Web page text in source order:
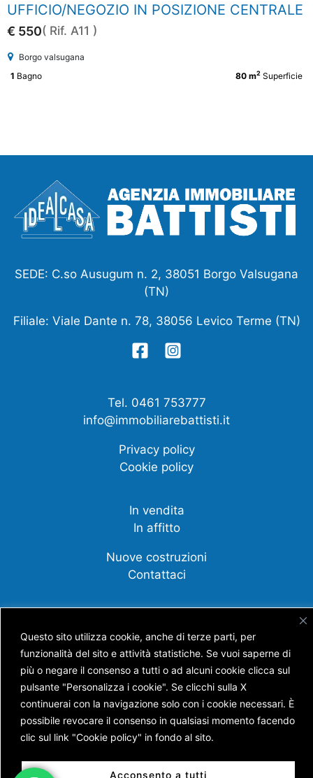
Questo sito utilizza cookie, anche di terze parti, per
funzionalità del sito e attività statistiche. Se vuoi saperne di
più o negare il consenso a tutti o ad alcuni cookie clicca sul
pulsante "Personalizza i cookie". Se clicchi sulla X
continuerai con la navigazione solo con i cookie necessari. È
possibile revocare il consenso in qualsiasi momento facendo
clic sul link "Cookie policy" in fondo al sito.
Acconsento a tutti
UFFICIO/NEGOZIO IN POSIZIONE CENTRALE
€ 550( Rif. A11 )
Borgo valsugana
80 m2 Superficie
1 Bagno
SEDE: C.so Ausugum n. 2, 38051 Borgo Valsugana
(TN)
Filiale: Viale Dante n. 78, 38056 Levico Terme (TN)
Tel. 0461 753777
info@immobiliarebattisti.it
Privacy policy
Cookie policy
In vendita
In affitto
Nuove costruzioni
Contattaci
Affittanza
Cessione d'azienda
Scopri tutti i nostri servizi